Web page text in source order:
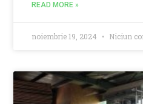
READ MORE »
noiembrie 19, 2024 Niciun